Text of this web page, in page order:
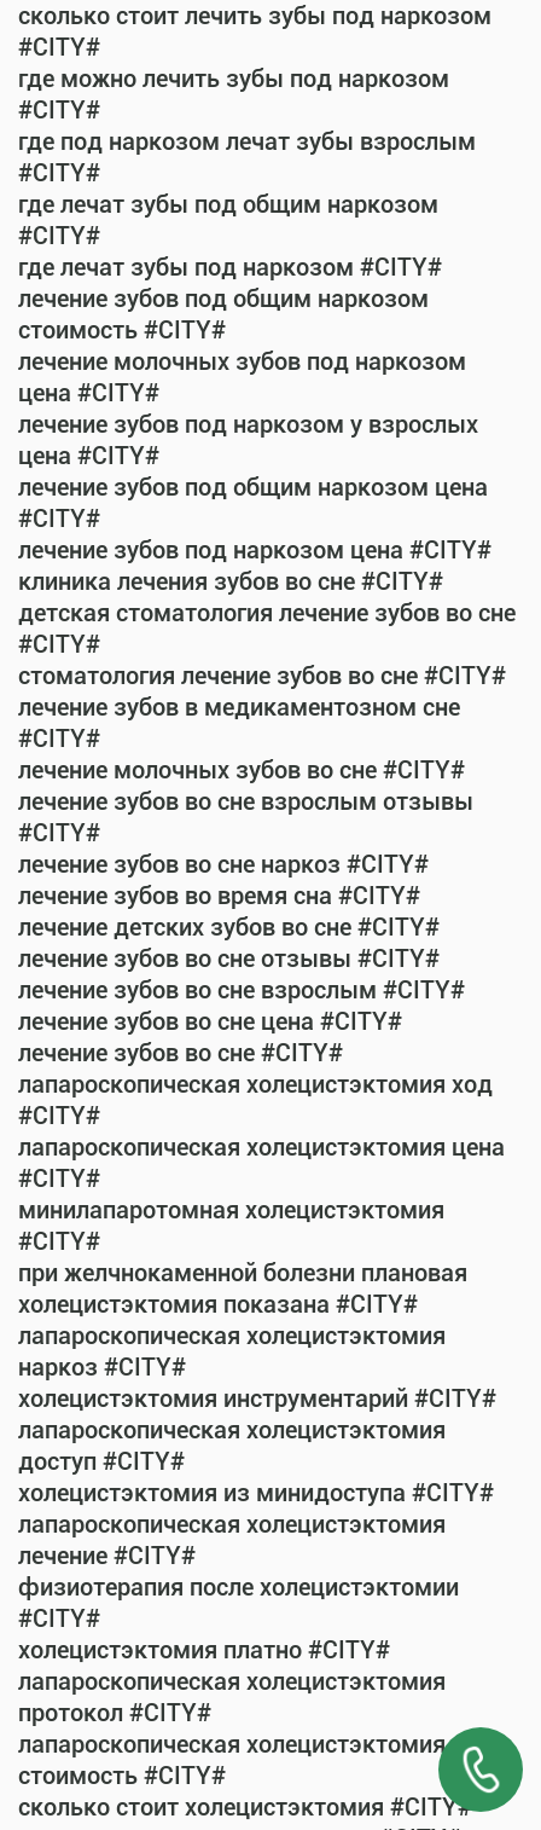
сколько стоит лечить зубы под наркозом
#CITY#
где можно лечить зубы под наркозом
#CITY#
где под наркозом лечат зубы взрослым
#CITY#
где лечат зубы под общим наркозом
#CITY#
где лечат зубы под наркозом #CITY#
лечение зубов под общим наркозом
стоимость #CITY#
лечение молочных зубов под наркозом
цена #CITY#
лечение зубов под наркозом у взрослых
цена #CITY#
лечение зубов под общим наркозом цена
#CITY#
лечение зубов под наркозом цена #CITY#
клиника лечения зубов во сне #CITY#
детская стоматология лечение зубов во сне
#CITY#
стоматология лечение зубов во сне #CITY#
лечение зубов в медикаментозном сне
#CITY#
лечение молочных зубов во сне #CITY#
лечение зубов во сне взрослым отзывы
#CITY#
лечение зубов во сне наркоз #CITY#
лечение зубов во время сна #CITY#
лечение детских зубов во сне #CITY#
лечение зубов во сне отзывы #CITY#
лечение зубов во сне взрослым #CITY#
лечение зубов во сне цена #CITY#
лечение зубов во сне #CITY#
лапароскопическая холецистэктомия ход
#CITY#
лапароскопическая холецистэктомия цена
#CITY#
минилапаротомная холецистэктомия
#CITY#
при желчнокаменной болезни плановая
холецистэктомия показана #CITY#
лапароскопическая холецистэктомия
наркоз #CITY#
холецистэктомия инструментарий #CITY#
лапароскопическая холецистэктомия
доступ #CITY#
холецистэктомия из минидоступа #CITY#
лапароскопическая холецистэктомия
лечение #CITY#
физиотерапия после холецистэктомии
#CITY#
холецистэктомия платно #CITY#
лапароскопическая холецистэктомия
протокол #CITY#
лапароскопическая холецистэктомия
стоимость #CITY#
сколько стоит холецистэктомия #CITY#